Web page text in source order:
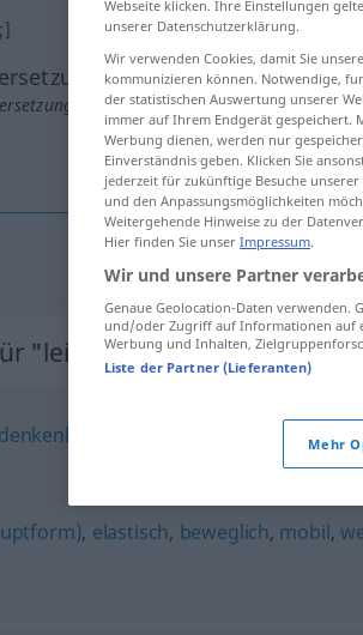
anklicken/antippen)
"leichtfüßig"
unbekümmert,
, elastisch, beweglich, mobil,
Webseite klicken. Ihre Einstellungen
unserer Datenschutzerklärung.
Wir verwenden Cookies, damit Sie
kommunizieren können. Notwendige,
der statistischen Auswertung unserer
immer auf Ihrem Endgerät gespeichert.
Werbung dienen, werden nur
Einverständnis geben. Klicken Sie
jederzeit für zukünftige Besuche
und den Anpassungsmöglichkeiten
Weitergehende Hinweise zu der
Hier finden Sie unser Impressum.
Wir und unsere Partner
Genaue Geolocation-Daten verwenden.
und/oder Zugriff auf Informationen auf
Werbung und Inhalten,
Liste der Partner (Lieferanten)
Mehr